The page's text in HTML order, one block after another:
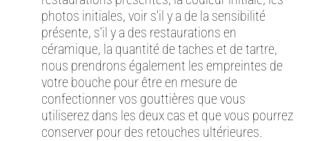
photos initiales, voir s’il y a de la sensibilité
présente, s’il y a des restaurations en
céramique, la quantité de taches et de tartre,
nous prendrons également les empreintes de
votre bouche pour être en mesure de
confectionner vos gouttières que vous
utiliserez dans les deux cas et que vous pourrez
conserver pour des retouches ultérieures.